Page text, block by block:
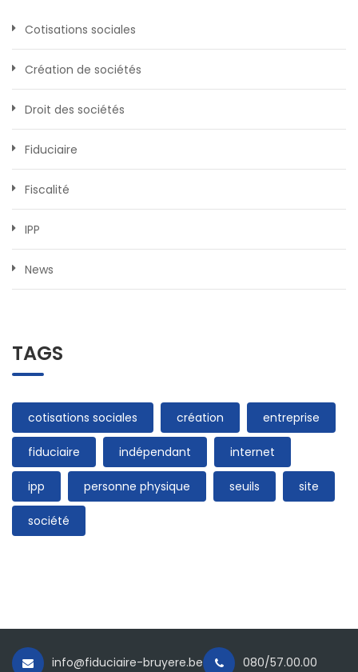
Cotisations sociales
Création de sociétés
Droit des sociétés
Fiduciaire
Fiscalité
IPP
News
TAGS
cotisations sociales création entreprise
fiduciaire indépendant internet
ipp personne physique seuils site
société
info@fiduciaire-bruyere.be 080/57.00.00